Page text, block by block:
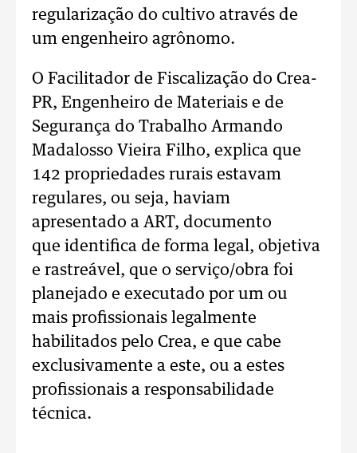
regularização do cultivo através de
um engenheiro agrônomo.
O Facilitador de Fiscalização do Crea-
PR, Engenheiro de Materiais e de
Segurança do Trabalho Armando
Madalosso Vieira Filho, explica que
142 propriedades rurais estavam
regulares, ou seja, haviam
apresentado a ART, documento
que identifica de forma legal, objetiva
e rastreável, que o serviço/obra foi
planejado e executado por um ou
mais profissionais legalmente
habilitados pelo Crea, e que cabe
exclusivamente a este, ou a estes
profissionais a responsabilidade
técnica.